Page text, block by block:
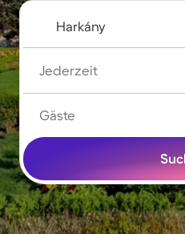
Jederzeit
Gäste